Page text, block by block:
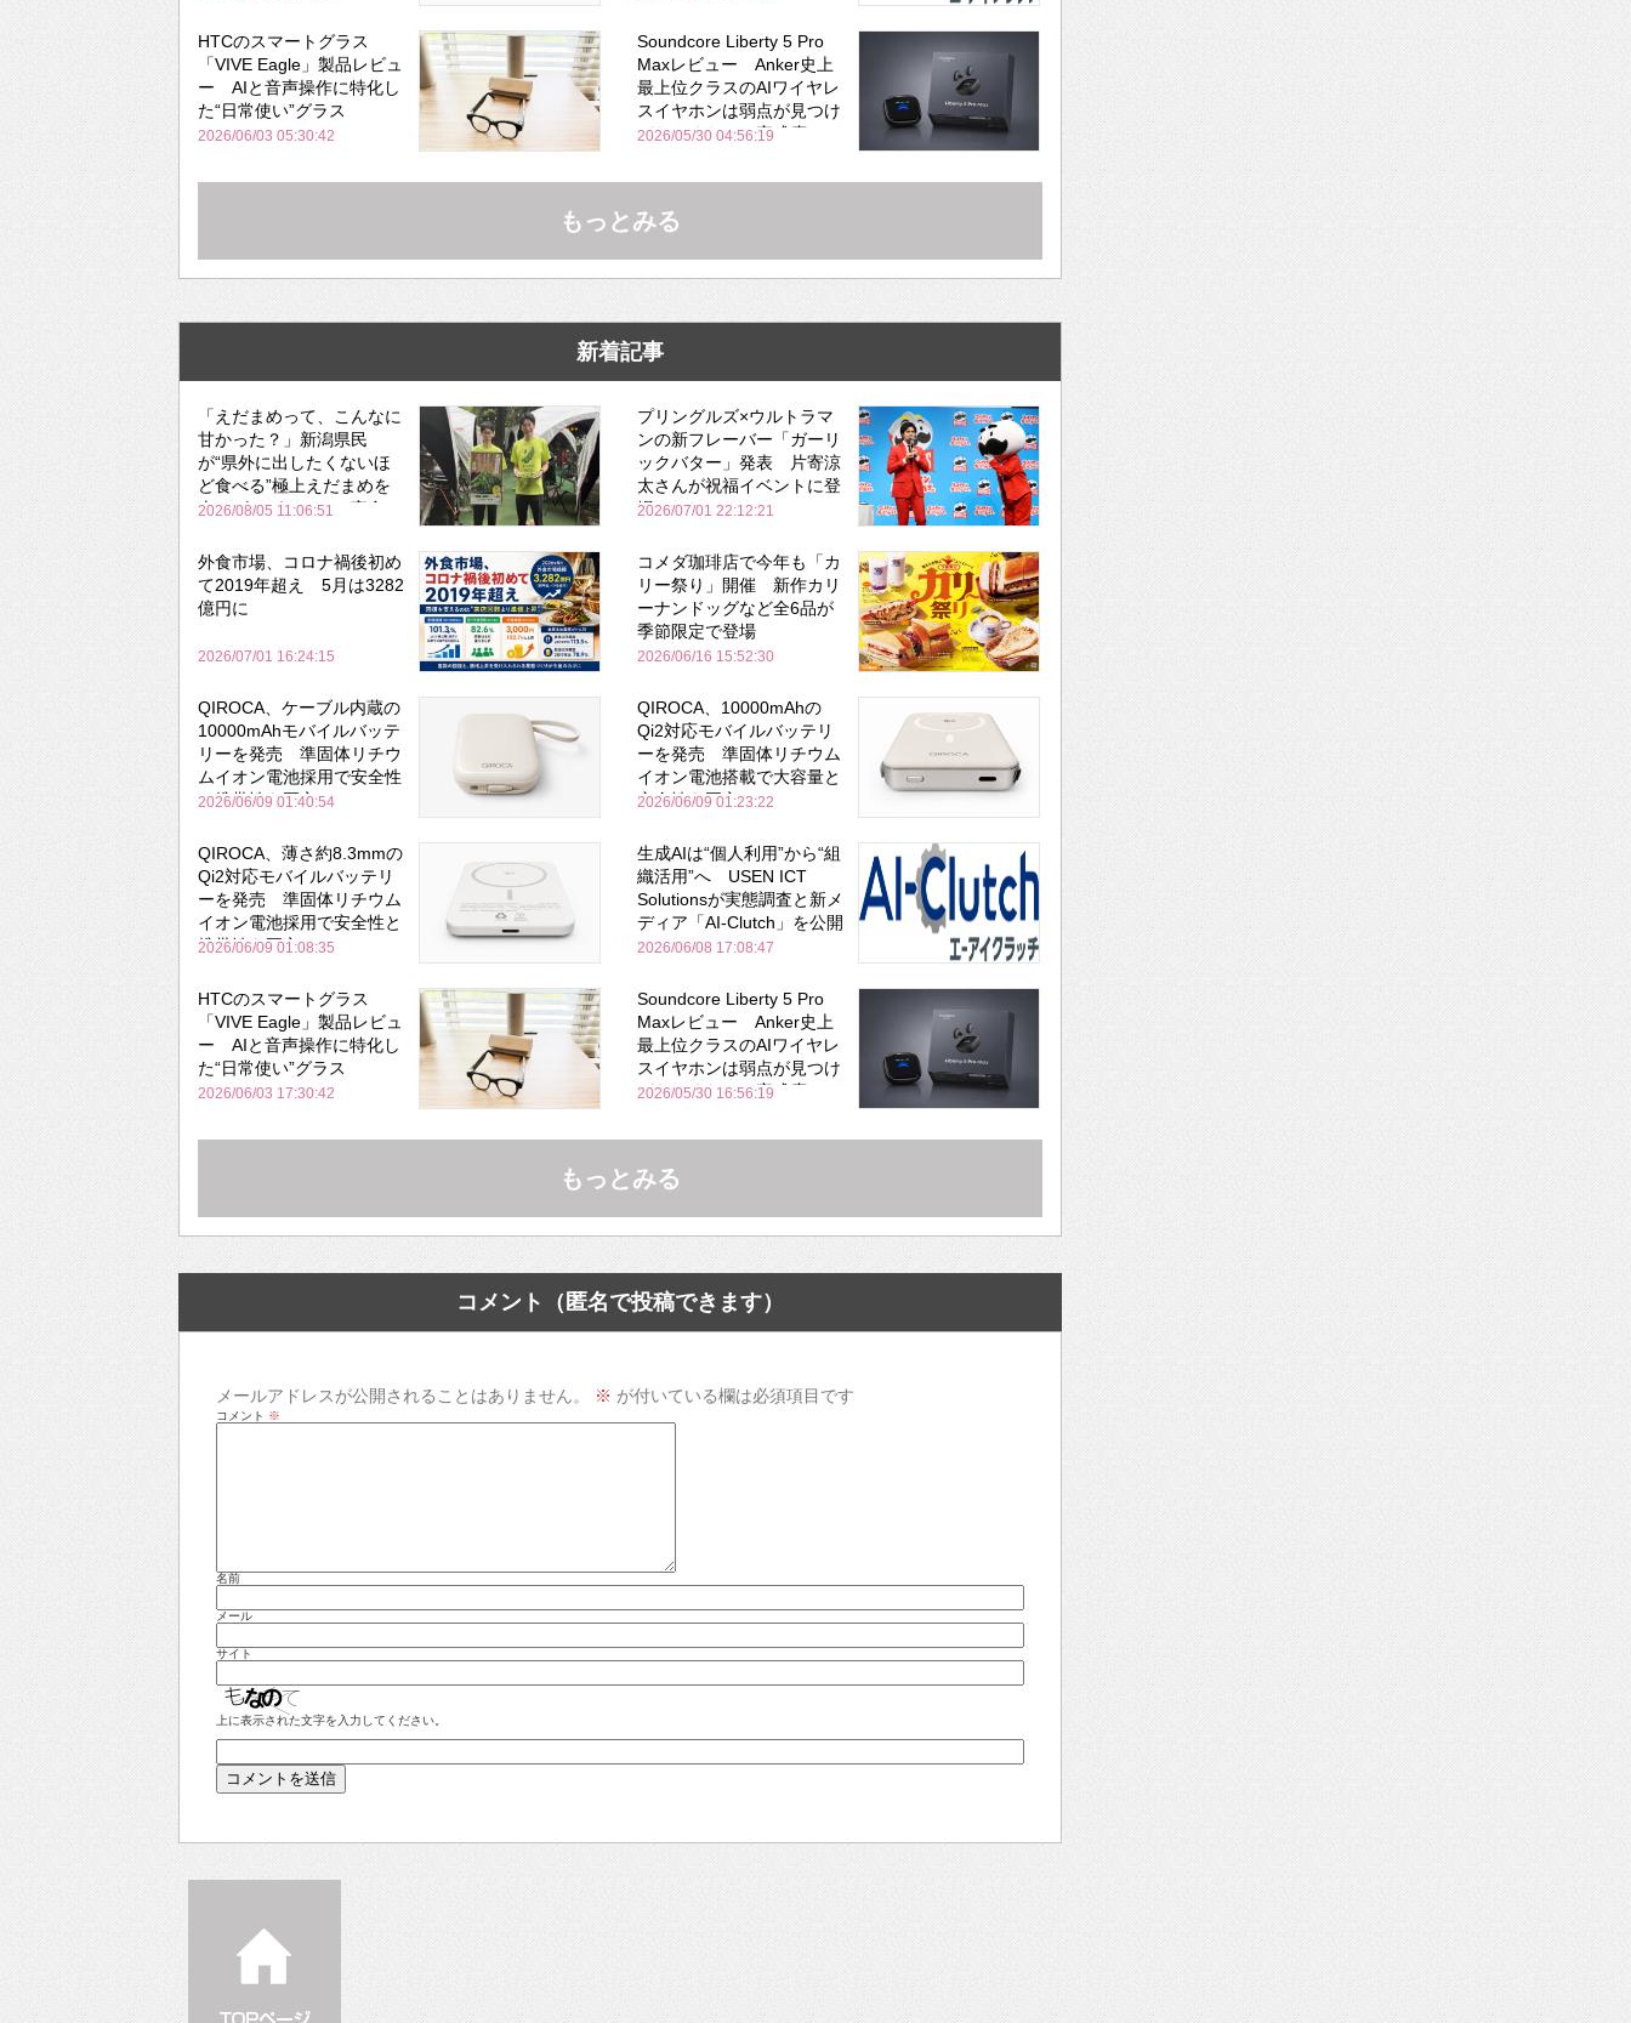
HTCのスマートグラス
「VIVE Eagle」製品レビュ
ー AIと音声操作に特化し
た“日常使い”グラス
2026/06/03 05:30:42
Soundcore Liberty 5 Pro
Maxレビュー Anker史上
最上位クラスのAIワイヤレ
スイヤホンは弱点が見つけ
づらいくらいの完成度にび
Bose並み
2026/05/30 04:56:19
もっとみる
新着記事
「えだまめって、こんなに
甘かった？」新潟県民
が“県外に出したくないほ
ど食べる”極上えだまめを
森のビアガーデンで実食
2026/08/05 11:06:51
プリングルズ×ウルトラマ
ンの新フレーバー「ガーリ
ックバター」発表 片寄涼
太さんが祝福イベントに登
場
2026/07/01 22:12:21
外食市場、コロナ禍後初め
て2019年超え 5月は3282
億円に
2026/07/01 16:24:15
コメダ珈琲店で今年も「カ
リー祭り」開催 新作カリ
ーナンドッグなど全6品が
季節限定で登場
2026/06/16 15:52:30
QIROCA、ケーブル内蔵の
10000mAhモバイルバッテ
リーを発売 準固体リチウ
ムイオン電池採用で安全性
と携帯性を両立
2026/06/09 01:40:54
QIROCA、10000mAhの
Qi2対応モバイルバッテリ
ーを発売 準固体リチウム
イオン電池搭載で大容量と
安全性を両立
2026/06/09 01:23:22
QIROCA、薄さ約8.3mmの
Qi2対応モバイルバッテリ
ーを発売 準固体リチウム
イオン電池採用で安全性と
携帯性を両立
2026/06/09 01:08:35
生成AIは“個人利用”から“組
織活用”へ USEN ICT
Solutionsが実態調査と新メ
ディア「AI-Clutch」を公開
2026/06/08 17:08:47
HTCのスマートグラス
「VIVE Eagle」製品レビュ
ー AIと音声操作に特化し
た“日常使い”グラス
2026/06/03 17:30:42
Soundcore Liberty 5 Pro
Maxレビュー Anker史上
最上位クラスのAIワイヤレ
スイヤホンは弱点が見つけ
づらいくらいの完成度にび
Bose並み
2026/05/30 16:56:19
もっとみる
コメント（匿名で投稿できます）
メールアドレスが公開されることはありません。 ※ が付いている欄は必須項目です
コメント ※
名前
メール
サイト
上に表示された文字を入力してください。